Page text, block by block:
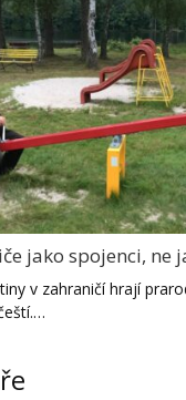
jako spojenci, ne
v zahraničí hrají